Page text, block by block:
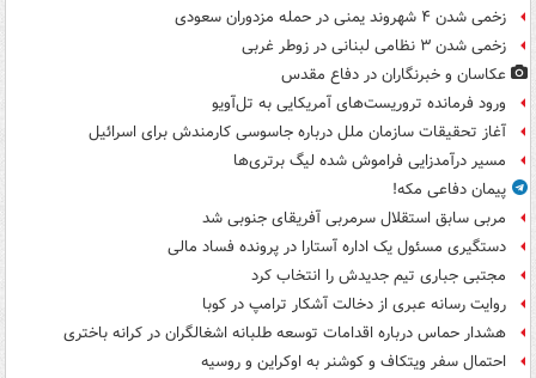
زخمی شدن ۴ شهروند یمنی در حمله مزدوران سعودی
زخمی شدن ۳ نظامی لبنانی در زوطر غربی
عکاسان و خبرنگاران در دفاع مقدس
ورود فرمانده تروریست‌های آمریکایی به تل‌آویو
آغاز تحقیقات سازمان ملل درباره جاسوسی کارمندش برای اسرائیل
مسیر درآمدزایی فراموش شده لیگ برتری‌ها
پیمان دفاعی مکه!
مربی سابق استقلال سرمربی آفریقای جنوبی شد
دستگیری مسئول یک اداره آستارا در پرونده فساد مالی
مجتبی جباری تیم جدیدش را انتخاب کرد
روایت رسانه عبری از دخالت آشکار ترامپ در کوبا
هشدار حماس درباره اقدامات توسعه طلبانه اشغالگران در کرانه باختری
احتمال سفر ویتکاف و کوشنر به اوکراین و روسیه